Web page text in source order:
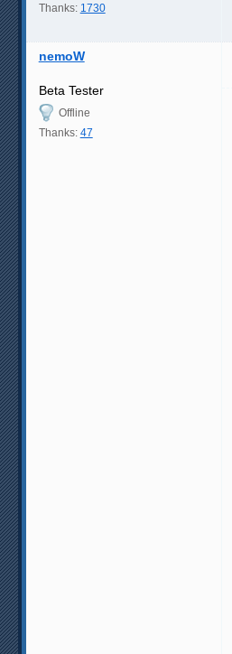
Thanks: 1730
nemoW
Beta Tester
Offline
Thanks: 47